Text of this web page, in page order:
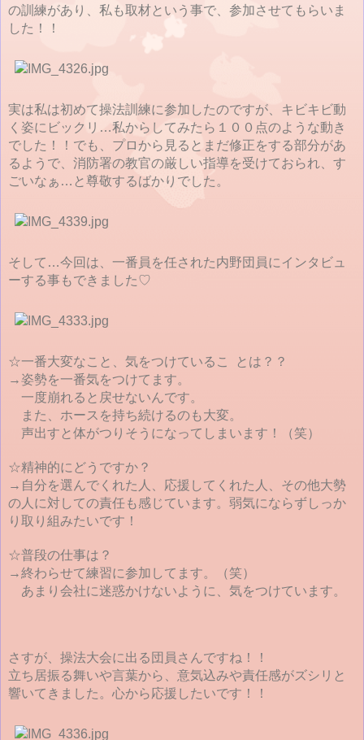
の訓練があり、私も取材という事で、参加させてもらいま
した！！
実は私は初めて操法訓練に参加したのですが、キビキビ動
く姿にビックリ…私からしてみたら１００点のような動き
でした！！でも、プロから見るとまだ修正をする部分があ
るようで、消防署の教官の厳しい指導を受けておられ、す
ごいなぁ…と尊敬するばかりでした。
そして…今回は、一番員を任された内野団員にインタビュ
ーする事もできました♡
☆一番大変なこと、気をつけているこ とは？？
→姿勢を一番気をつけてます。
一度崩れると戻せないんです。
また、ホースを持ち続けるのも大変。
声出すと体がつりそうになってしまいます！（笑）
☆精神的にどうですか？
→自分を選んでくれた人、応援してくれた人、その他大勢
の人に対しての責任も感じています。弱気にならずしっか
り取り組みたいです！
☆普段の仕事は？
→終わらせて練習に参加してます。（笑）
あまり会社に迷惑かけないように、気をつけています。
さすが、操法大会に出る団員さんですね！！
立ち居振る舞いや言葉から、意気込みや責任感がズシリと
響いてきました。心から応援したいです！！